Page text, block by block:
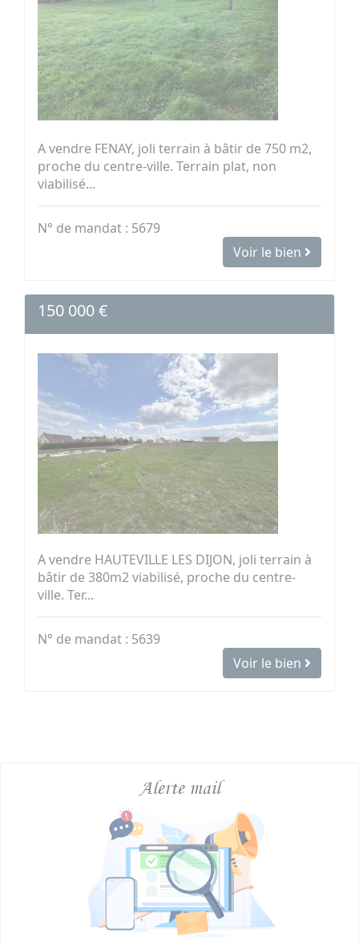
A vendre FENAY, joli terrain à bâtir de 750 m2,
proche du centre-ville. Terrain plat, non
viabilisé...
N° de mandat : 5679
Voir le bien
150 000 €
A vendre HAUTEVILLE LES DIJON, joli terrain à
bâtir de 380m2 viabilisé, proche du centre-
ville. Ter...
N° de mandat : 5639
Voir le bien
Alerte mail